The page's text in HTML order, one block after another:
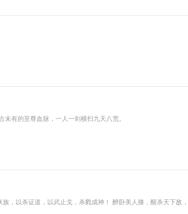
有的至尊血脉，一人一剑横扫九天八荒。
，以杀证道，以武止戈，杀戮成神！ 醉卧美人膝，醒杀天下